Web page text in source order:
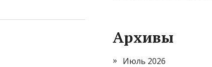
Архивы
Июль 2026